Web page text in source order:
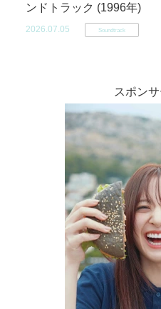
ンドトラック (1996年)
2026.07.05 Soundtrack
スポン